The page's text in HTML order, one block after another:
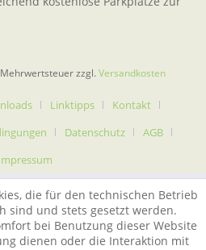
zzgl. Versandkosten
Linktipps
Kontakt
Datenschutz
AGB
die für den technischen Betrieb
sind und stets gesetzt werden.
bei Benutzung dieser Website
dienen oder die Interaktion mit